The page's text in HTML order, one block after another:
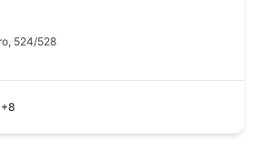
524/528
+8